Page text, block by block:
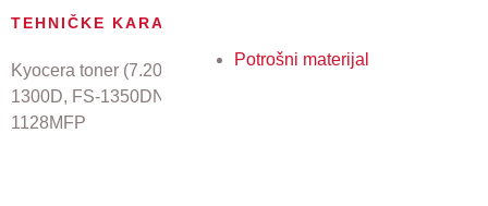
Potrošni materijal
TEHNIČKE KARAKTERISTIKE
Kyocera toner (7.200 stranica pri 5% pokrivenosti) za: FS-
1300D, FS-1350DN, FS-1028MFP, FS-1028MFP/DP, FS-
1128MFP